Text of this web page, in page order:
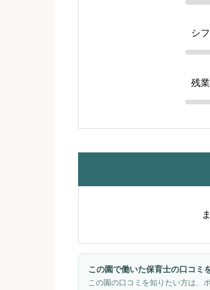
シ
残
この園で働いた保育士の口コミ
この園の口コミを知りたい方は、